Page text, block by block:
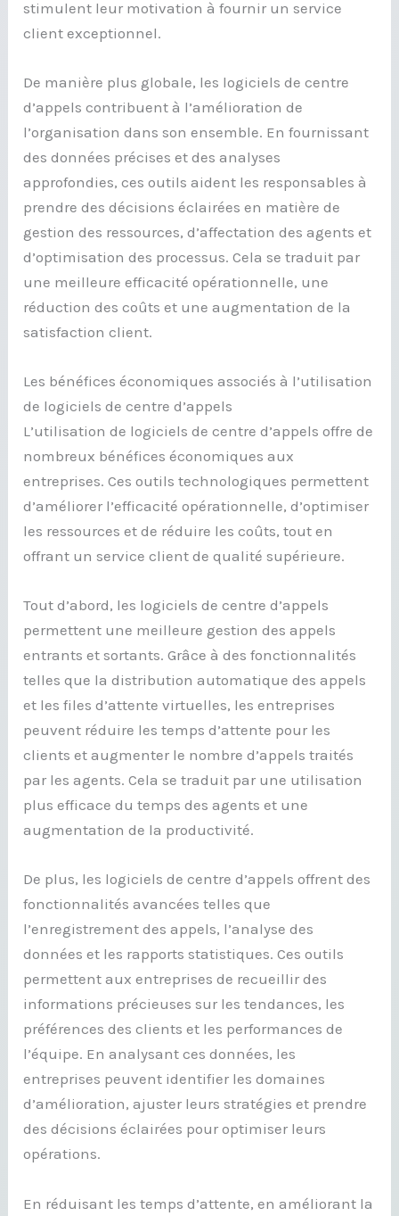
stimulent leur motivation à fournir un service
client exceptionnel.
De manière plus globale, les logiciels de centre
d’appels contribuent à l’amélioration de
l’organisation dans son ensemble. En fournissant
des données précises et des analyses
approfondies, ces outils aident les responsables à
prendre des décisions éclairées en matière de
gestion des ressources, d’affectation des agents et
d’optimisation des processus. Cela se traduit par
une meilleure efficacité opérationnelle, une
réduction des coûts et une augmentation de la
satisfaction client.
Les bénéfices économiques associés à l’utilisation
de logiciels de centre d’appels
L’utilisation de logiciels de centre d’appels offre de
nombreux bénéfices économiques aux
entreprises. Ces outils technologiques permettent
d’améliorer l’efficacité opérationnelle, d’optimiser
les ressources et de réduire les coûts, tout en
offrant un service client de qualité supérieure.
Tout d’abord, les logiciels de centre d’appels
permettent une meilleure gestion des appels
entrants et sortants. Grâce à des fonctionnalités
telles que la distribution automatique des appels
et les files d’attente virtuelles, les entreprises
peuvent réduire les temps d’attente pour les
clients et augmenter le nombre d’appels traités
par les agents. Cela se traduit par une utilisation
plus efficace du temps des agents et une
augmentation de la productivité.
De plus, les logiciels de centre d’appels offrent des
fonctionnalités avancées telles que
l’enregistrement des appels, l’analyse des
données et les rapports statistiques. Ces outils
permettent aux entreprises de recueillir des
informations précieuses sur les tendances, les
préférences des clients et les performances de
l’équipe. En analysant ces données, les
entreprises peuvent identifier les domaines
d’amélioration, ajuster leurs stratégies et prendre
des décisions éclairées pour optimiser leurs
opérations.
En réduisant les temps d’attente, en améliorant la